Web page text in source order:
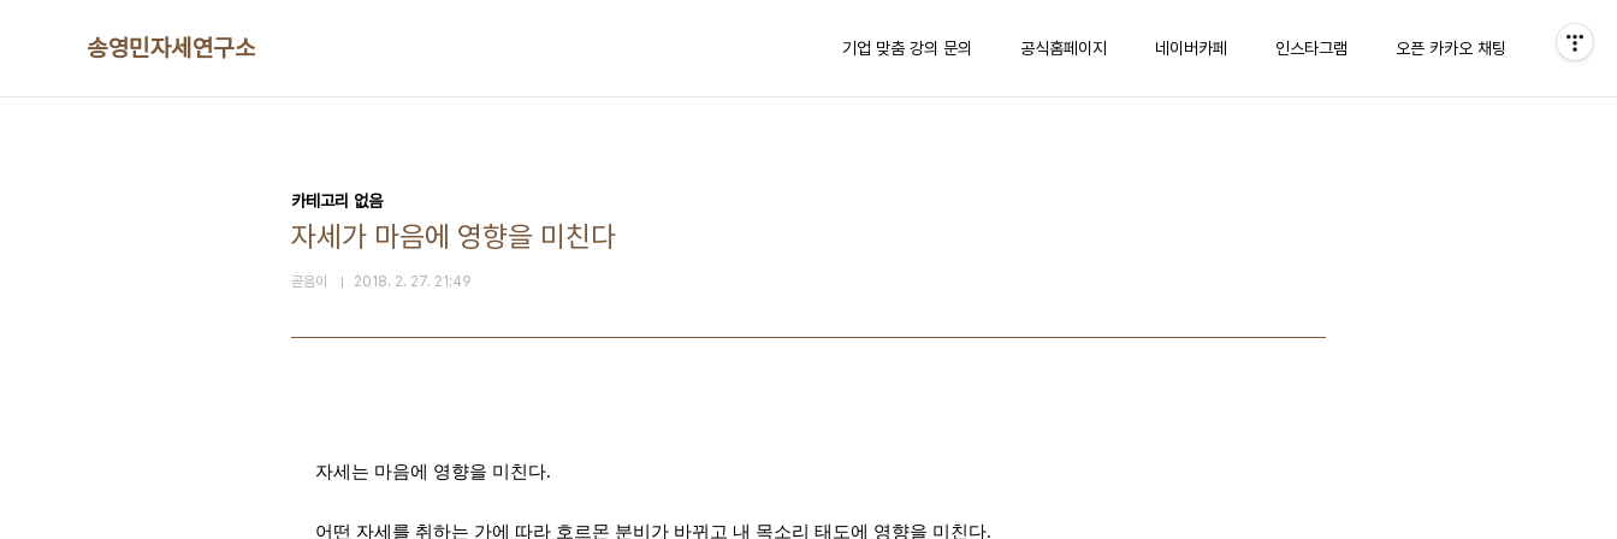
송영민자세연구소 기업 맞춤 강의 문의 공식홈페이지 네이버카페 인스타그램 오픈 카카오 채팅
카테고리 없음
자세가 마음에 영향을 미친다
곧음이 2018. 2. 27. 21:49
자세는 마음에 영향을 미친다.
어떤 자세를 취하는 가에 따라 호르몬 분비가 바뀌고 내 목소리 태도에 영향을 미친다.